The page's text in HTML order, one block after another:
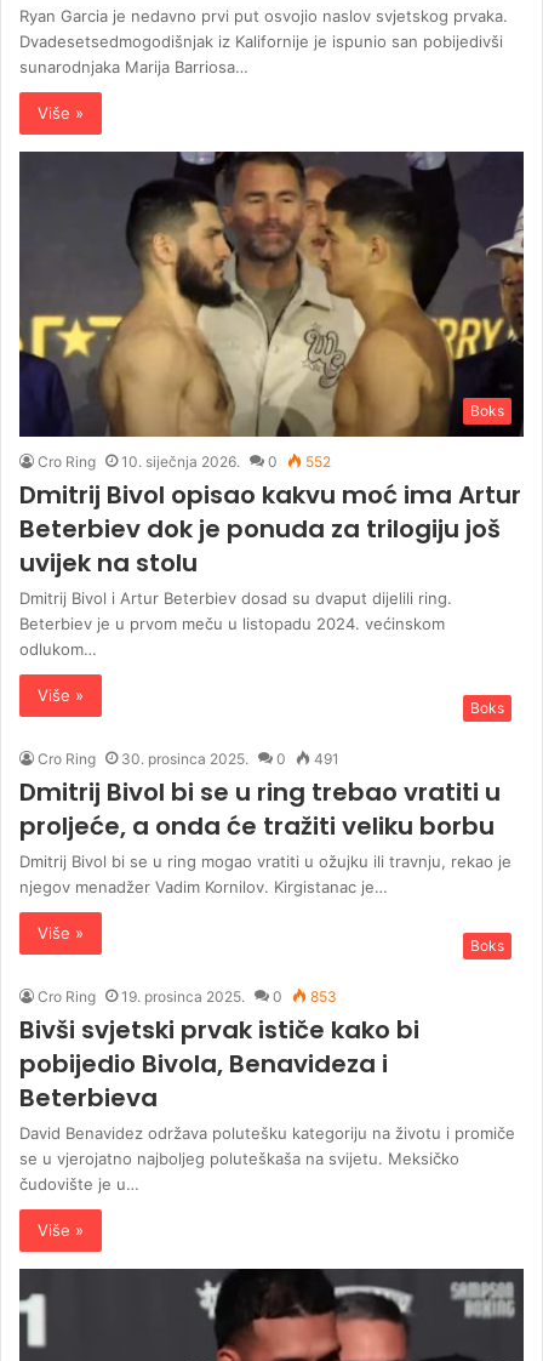
Ryan Garcia je nedavno prvi put osvojio naslov svjetskog prvaka.
Dvadesetsedmogodišnjak iz Kalifornije je ispunio san pobijedivši
sunarodnjaka Marija Barriosa…
Više »
Boks
Cro Ring 10. siječnja 2026. 0 552
Dmitrij Bivol opisao kakvu moć ima Artur
Beterbiev dok je ponuda za trilogiju još
uvijek na stolu
Dmitrij Bivol i Artur Beterbiev dosad su dvaput dijelili ring.
Beterbiev je u prvom meču u listopadu 2024. većinskom
odlukom…
Više »
Boks
Cro Ring 30. prosinca 2025. 0 491
Dmitrij Bivol bi se u ring trebao vratiti u
proljeće, a onda će tražiti veliku borbu
Dmitrij Bivol bi se u ring mogao vratiti u ožujku ili travnju, rekao je
njegov menadžer Vadim Kornilov. Kirgistanac je…
Više »
Boks
Cro Ring 19. prosinca 2025. 0 853
Bivši svjetski prvak ističe kako bi
pobijedio Bivola, Benavideza i
Beterbieva
David Benavidez održava polutešku kategoriju na životu i promiče
se u vjerojatno najboljeg poluteškaša na svijetu. Meksičko
čudovište je u…
Više »